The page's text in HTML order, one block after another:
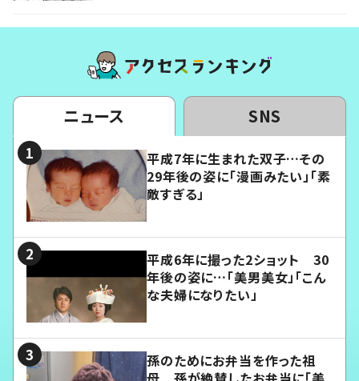
ニュース SNS
平成7年に生まれた双子…その
29年後の姿に「漫画みたい」「素
敵すぎる」
平成6年に撮った2ショット 30
年後の姿に…「美男美女」「こん
な夫婦になりたい」
孫のためにお弁当を作った祖